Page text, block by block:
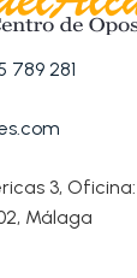
789 281
3,
Málaga